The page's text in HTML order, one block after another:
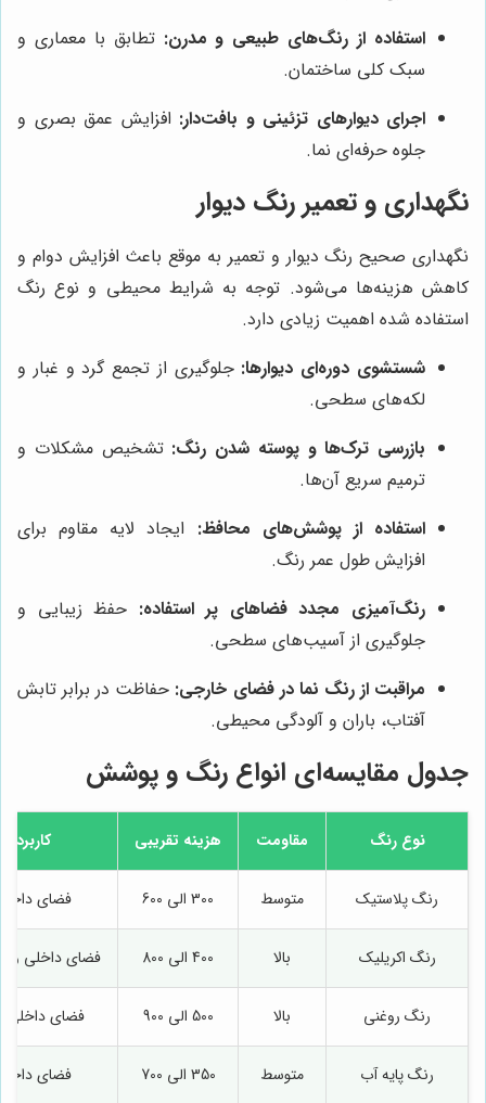
استفاده از رنگ‌های طبیعی و مدرن: تطابق با معماری و
سبک کلی ساختمان.
اجرای دیوارهای تزئینی و بافت‌دار: افزایش عمق بصری و
جلوه حرفه‌ای نما.
نگهداری و تعمیر رنگ دیوار
نگهداری صحیح رنگ دیوار و تعمیر به موقع باعث افزایش دوام و
کاهش هزینه‌ها می‌شود. توجه به شرایط محیطی و نوع رنگ
استفاده شده اهمیت زیادی دارد.
شستشوی دوره‌ای دیوارها: جلوگیری از تجمع گرد و غبار و
لکه‌های سطحی.
بازرسی ترک‌ها و پوسته شدن رنگ: تشخیص مشکلات و
ترمیم سریع آن‌ها.
استفاده از پوشش‌های محافظ: ایجاد لایه مقاوم برای
افزایش طول عمر رنگ.
رنگ‌آمیزی مجدد فضاهای پر استفاده: حفظ زیبایی و
جلوگیری از آسیب‌های سطحی.
مراقبت از رنگ نما در فضای خارجی: حفاظت در برابر تابش
آفتاب، باران و آلودگی محیطی.
جدول مقایسه‌ای انواع رنگ و پوشش
نوع رنگ مقاومت هزینه تقریبی کاربرد
رنگ پلاستیک متوسط 300 الی 600 فضای
رنگ اکریلیک بالا 400 الی 800 فضای داخلی و
رنگ روغنی بالا 500 الی 900 فضای داخلی،
رنگ پایه آب متوسط 350 الی 700 فضای